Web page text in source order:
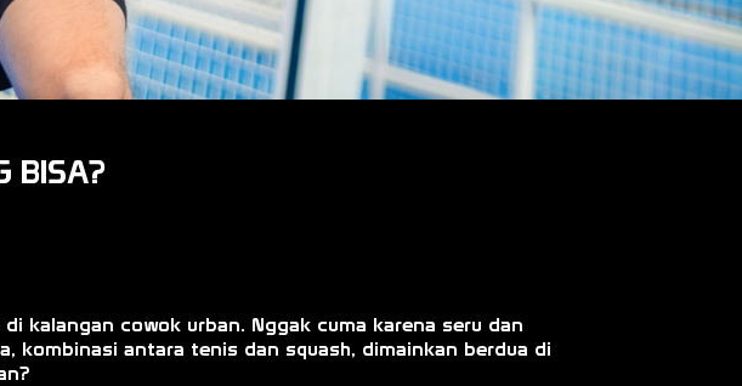
BISA?
kalangan cowok urban. Nggak cuma karena seru dan
kombinasi antara tenis dan squash, dimainkan berdua di